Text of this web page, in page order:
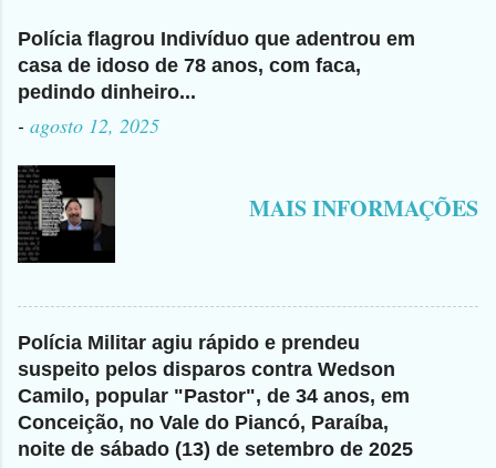
Polícia flagrou Indivíduo que adentrou em
casa de idoso de 78 anos, com faca,
pedindo dinheiro...
- agosto 12, 2025
MAIS INFORMAÇÕES
Polícia Militar agiu rápido e prendeu
suspeito pelos disparos contra Wedson
Camilo, popular "Pastor", de 34 anos, em
Conceição, no Vale do Piancó, Paraíba,
noite de sábado (13) de setembro de 2025